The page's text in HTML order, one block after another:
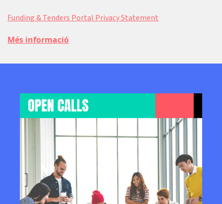
Funding & Tenders Portal Privacy Statement
Més informació